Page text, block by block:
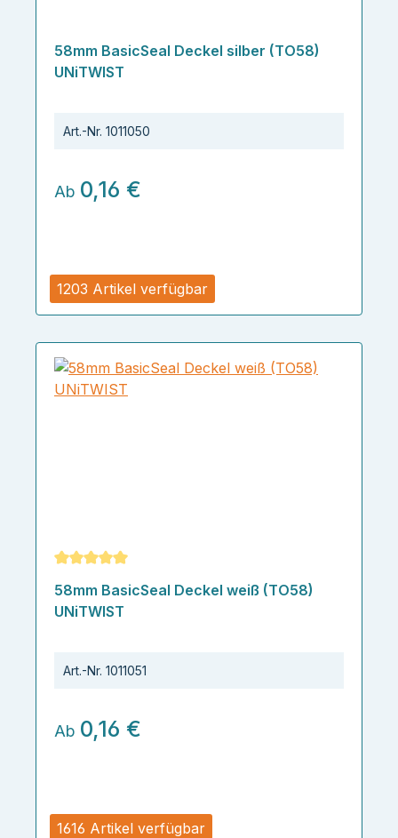
1203 Artikel verfügbar
58mm BasicSeal Deckel silber (TO58)
UNiTWIST
Art.-Nr. 1011050
Ab 0,16 €
1616 Artikel verfügbar
Durchschnittliche Bewertung von 5 von 5 Sternen
58mm BasicSeal Deckel weiß (TO58)
UNiTWIST
Art.-Nr. 1011051
Ab 0,16 €